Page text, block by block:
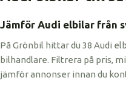
Jämför Audi elbilar från
På Grönbil hittar du 38 Audi
bilhandlare. Filtrera på pris,
jämför annonser innan du